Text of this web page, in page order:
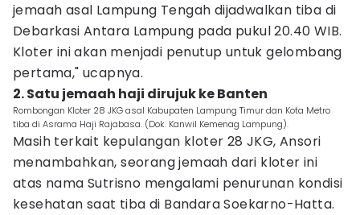
jemaah asal Lampung Tengah dijadwalkan tiba di
Debarkasi Antara Lampung pada pukul 20.40 WIB.
Kloter ini akan menjadi penutup untuk gelombang
pertama," ucapnya.
2. Satu jemaah haji dirujuk ke Banten
Rombongan Kloter 28 JKG asal Kabupaten Lampung Timur dan Kota Metro
tiba di Asrama Haji Rajabasa. (Dok. Kanwil Kemenag Lampung).
Masih terkait kepulangan kloter 28 JKG, Ansori
menambahkan, seorang jemaah dari kloter ini
atas nama Sutrisno mengalami penurunan kondisi
kesehatan saat tiba di Bandara Soekarno-Hatta.